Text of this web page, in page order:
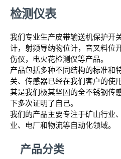
检测仪表
我们专业生产皮带输送机保护开
计，射频导纳物位计，音叉料位
伤仪，电火花检测仪等产品。
产品包括多种不同结构的标准和
关、传感器已经在我们客户的使
其是我们极其坚固的全不锈钢传
下多次证明了自己。
我们的产品主要专注于矿山行业
业、电厂和物流等自动化领域。
产品分类